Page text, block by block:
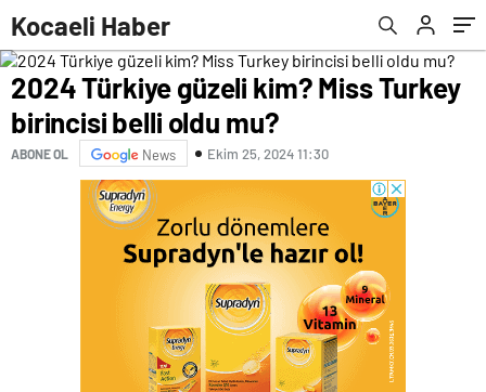
Kocaeli Haber
2024 Türkiye güzeli kim? Miss Turkey
birincisi belli oldu mu?
ABONE OL News Ekim 25, 2024 11:30